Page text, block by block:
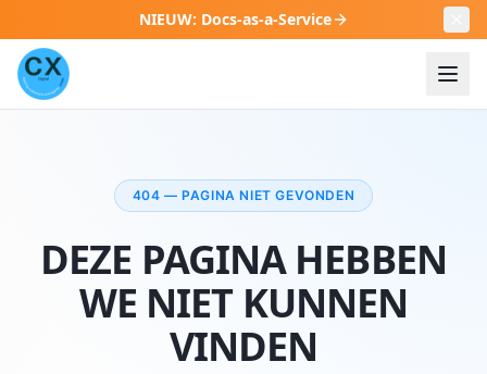
NIEUW: Docs-as-a-Service
404 — PAGINA NIET GEVONDEN
DEZE PAGINA HEBBEN
WE NIET KUNNEN
VINDEN